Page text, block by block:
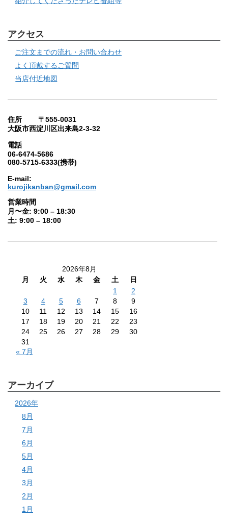
アクセス
ご注文までの流れ・お問い合わせ
よく頂戴するご質問
当店付近地図
住所 〒555-0031
大阪市西淀川区出来島2-3-32
電話
06-6474-5686
080-5715-6333(携帯)
E-mail:
kurojikanban@gmail.com
営業時間
月〜金: 9:00 – 18:30
土: 9:00 – 18:00
2026年8月
月
火 水 木 金 土
日
1
2
3
4 5 6 7 8
9
10
11 12 13 14 15
16
17
18 19 20 21 22
23
24
25 26 27 28 29
30
31
« 7月
アーカイブ
2026年
8月
7月
6月
5月
4月
3月
2月
1月